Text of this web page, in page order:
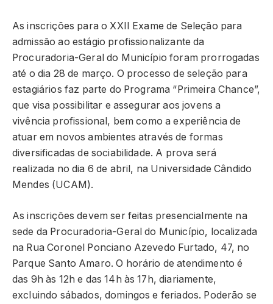
As inscrições para o XXII Exame de Seleção para
admissão ao estágio profissionalizante da
Procuradoria-Geral do Município foram prorrogadas
até o dia 28 de março. O processo de seleção para
estagiários faz parte do Programa “Primeira Chance”,
que visa possibilitar e assegurar aos jovens a
vivência profissional, bem como a experiência de
atuar em novos ambientes através de formas
diversificadas de sociabilidade. A prova será
realizada no dia 6 de abril, na Universidade Cândido
Mendes (UCAM).
As inscrições devem ser feitas presencialmente na
sede da Procuradoria-Geral do Município, localizada
na Rua Coronel Ponciano Azevedo Furtado, 47, no
Parque Santo Amaro. O horário de atendimento é
das 9h às 12h e das 14h às 17h, diariamente,
excluindo sábados, domingos e feriados. Poderão se